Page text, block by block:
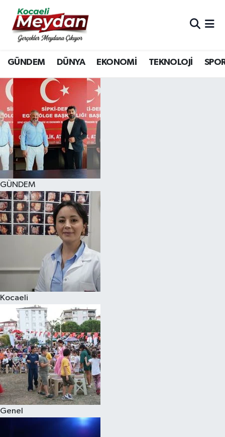
GÜNDEM DÜNYA EKONOMİ TEKNOLOJİ
GÜNDEM
Kocaeli
Genel
Nöbetçi Eczaneler
Hava Durumu
Trafik Durumu
Süper Lig Puan Durumu ve Fikstür
Tüm Manşetler
Son Dakika Haberleri
Haber Arşivi